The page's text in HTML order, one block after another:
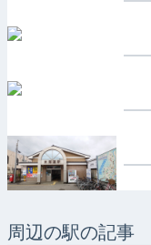
周辺の駅の記事